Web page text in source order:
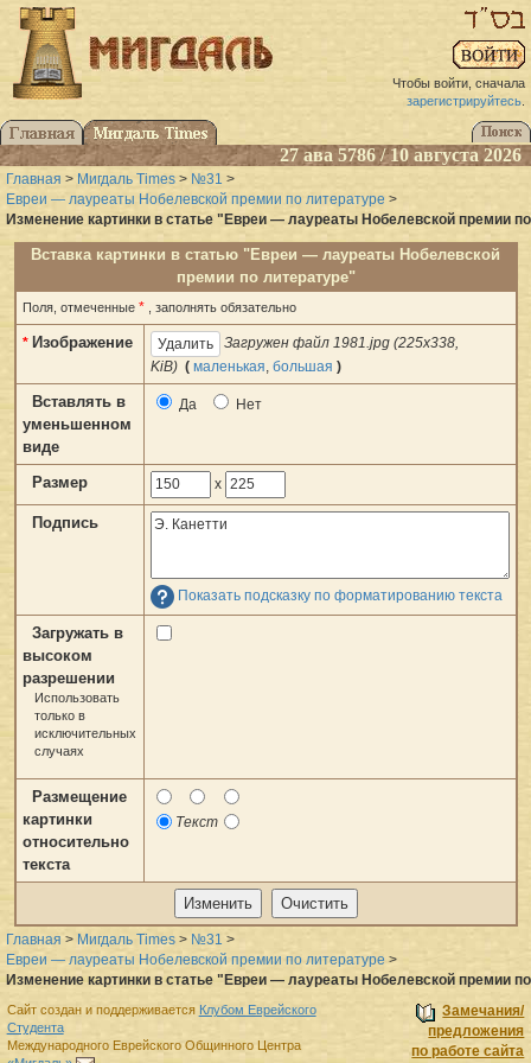
Чтобы войти, сначала
зарегистрируйтесь.
27 ава 5786 / 10 августа 2026
Главная > Мигдаль Times > №31 >
Евреи — лауреаты Нобелевской премии по литературе >
Изменение картинки в статье "Евреи — лауреаты Нобелевской премии
Вставка картинки в статью "Евреи — лауреаты Нобелевской
премии по литературе"
Поля, отмеченные * , заполнять обязательно
* Изображение
Загружен файл 1981.jpg (225x338,
KiB) ( маленькая большая )
Вставлять в
уменьшенном
виде
Да Нет
Размер x
Подпись
Показать подсказку по форматированию текста
Загружать в
высоком
разрешении
Использовать
только в
исключительных
случаях
Размещение
картинки
относительно
текста
Текст
Главная > Мигдаль Times > №31 >
Евреи — лауреаты Нобелевской премии по литературе >
Изменение картинки в статье "Евреи — лауреаты Нобелевской премии
Замечания/
предложения
по работе сайта
Сайт создан и поддерживается Клубом Еврейского
Студента
Международного Еврейского Общинного Центра